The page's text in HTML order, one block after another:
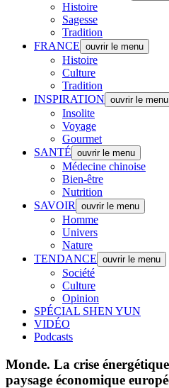
Histoire
Sagesse
Tradition
FRANCE ouvrir le menu
Histoire
Culture
Tradition
INSPIRATION ouvrir le menu
Insolite
Voyage
Gourmet
SANTÉ ouvrir le menu
Médecine chinoise
Bien-être
Nutrition
SAVOIR
ouvrir le menu
Homme
Univers
Nature
TENDANCE ouvrir le menu
Société
Culture
Opinion
SPÉCIAL SHEN YUN
VIDÉO
Podcasts
Monde. La crise
paysage économique